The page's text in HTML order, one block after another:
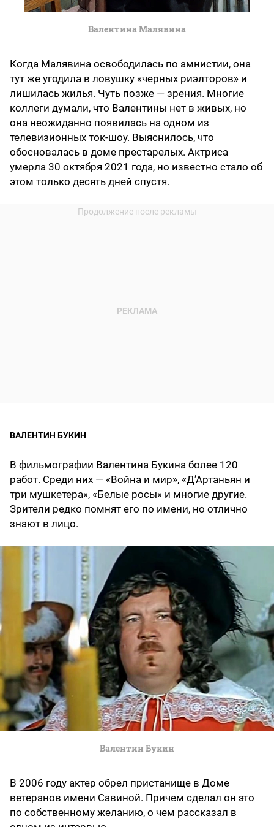
Валентина Малявина
Когда Малявина освободилась по амнистии, она
тут же угодила в ловушку «черных риэлторов» и
лишилась жилья. Чуть позже — зрения. Многие
коллеги думали, что Валентины нет в живых, но
она неожиданно появилась на одном из
телевизионных ток-шоу. Выяснилось, что
обосновалась в доме престарелых. Актриса
умерла 30 октября 2021 года, но известно стало об
этом только десять дней спустя.
ВАЛЕНТИН БУКИН
В фильмографии Валентина Букина более 120
работ. Среди них — «Война и мир», «Д’Артаньян и
три мушкетера», «Белые росы» и многие другие.
Зрители редко помнят его по имени, но отлично
знают в лицо.
Валентин Букин
В 2006 году актер обрел пристанище в Доме
ветеранов имени Савиной. Причем сделал он это
по собственному желанию, о чем рассказал в